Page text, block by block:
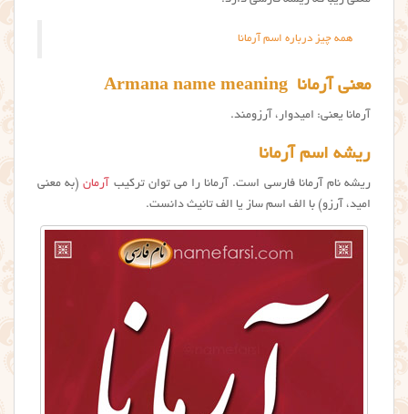
همه چیز درباره اسم آرمانا
معنی آرمانا Armana name meaning
آرمانا یعنی: امیدوار، آرزومند.
ریشه اسم آرمانا
ریشه نام آرمانا فارسی است. آرمانا را می توان ترکیب آرمان(به معنی
امید، آرزو) با الف اسم ساز یا الف تانیث دانست.